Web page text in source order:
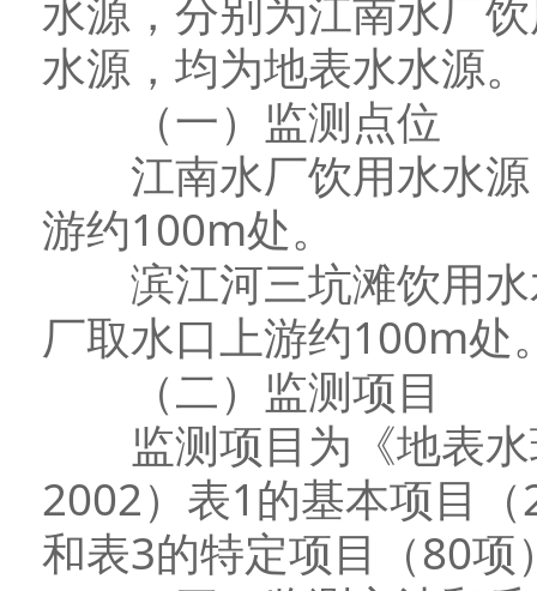
水源，分别为江南水厂
水源，均为地表水水源。
（一）监测点位
江南水厂饮用水水源
游约100m处。
滨江河三坑滩饮用水
厂取水口上游约100m处
（二）监测项目
监测项目为《地表水
2002）表1的基本项目
和表3的特定项目（80项